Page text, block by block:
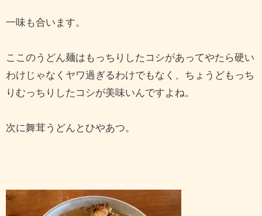
一味も合います。
ここのうどん麺はもっちりしたコシがあってやたら硬い
わけじゃなくヤワ過ぎるわけでもなく、ちょうどもっち
りむっちりしたコシが美味いんですよね。
次に舞茸うどんとひやあつ。